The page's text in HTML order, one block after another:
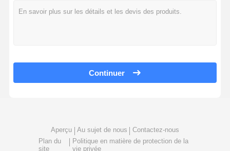
Continuer
Aperçu Au sujet de nous
Contactez-nous
Plan du
site
Politique en matière de protection de la
vie privée